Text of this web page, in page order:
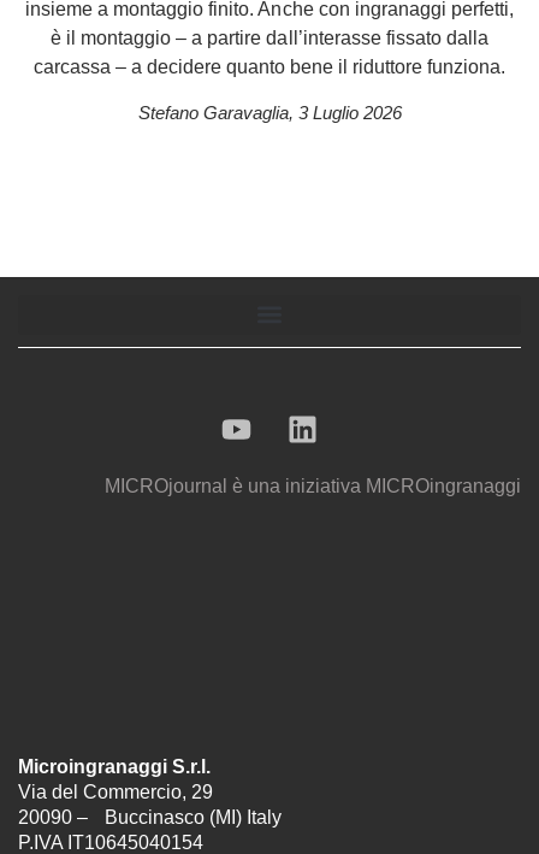
insieme a montaggio finito. Anche con ingranaggi perfetti,
è il montaggio – a partire dall’interasse fissato dalla
carcassa – a decidere quanto bene il riduttore funziona.
Stefano Garavaglia, 3 Luglio 2026
MICROjournal è una iniziativa MICROingranaggi
Microingranaggi S.r.l.
Via del Commercio, 29
20090 – Buccinasco (MI) Italy
P.IVA IT10645040154